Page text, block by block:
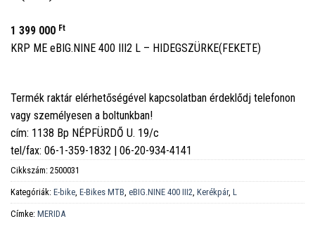
1 399 000 Ft
KRP ME eBIG.NINE 400 III2 L – HIDEGSZÜRKE(FEKETE)
Termék raktár elérhetőségével kapcsolatban érdeklődj telefonon
vagy személyesen a boltunkban!
cím: 1138 Bp NÉPFÜRDŐ U. 19/c
tel/fax: 06-1-359-1832 | 06-20-934-4141
Cikkszám: 2500031
Kategóriák: E-bike E-Bikes MTB eBIG.NINE 400 III2 Kerékpár, L
Címke: MERIDA